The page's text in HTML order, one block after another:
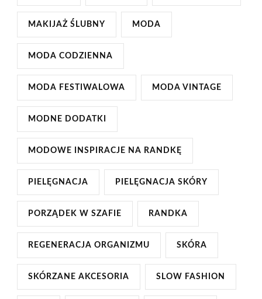
MAKIJAŻ ŚLUBNY MODA
MODA CODZIENNA
MODA FESTIWALOWA MODA VINTAGE
MODNE DODATKI
MODOWE INSPIRACJE NA RANDKĘ
PIELĘGNACJA PIELĘGNACJA SKÓRY
PORZĄDEK W SZAFIE RANDKA
REGENERACJA ORGANIZMU SKÓRA
SKÓRZANE AKCESORIA SLOW FASHION